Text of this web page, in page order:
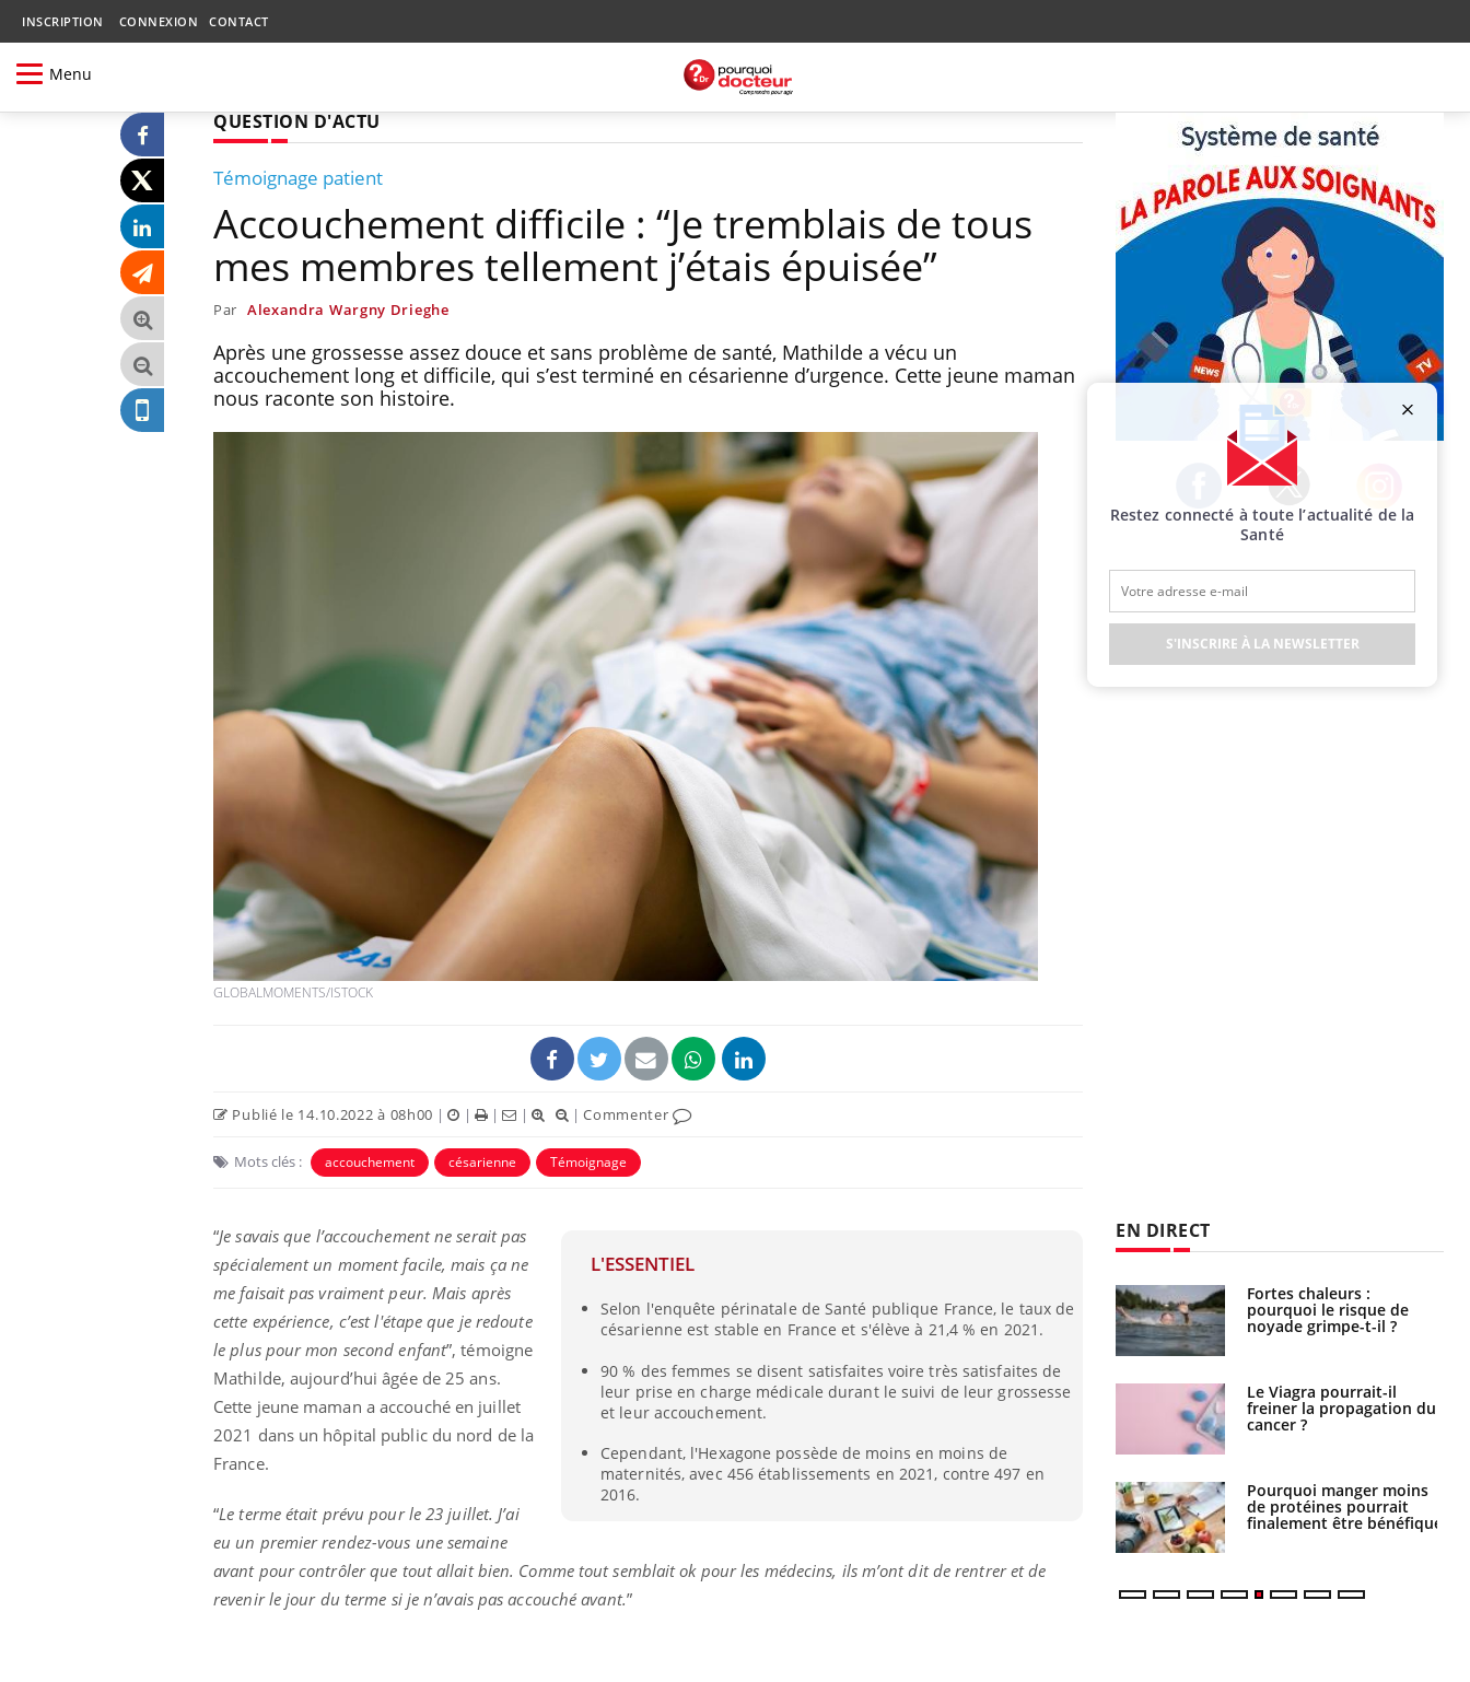
INSCRIPTION CONNEXION CONTACT
Menu
QUESTION D'ACTU
Témoignage patient
Accouchement difficile : “Je tremblais de tous
mes membres tellement j’étais épuisée”
Par Alexandra Wargny Drieghe
Après une grossesse assez douce et sans problème de santé, Mathilde a vécu un
accouchement long et difficile, qui s’est terminé en césarienne d’urgence. Cette jeune maman
nous raconte son histoire.
GLOBALMOMENTS/ISTOCK
Publié le 14.10.2022 à 08h00 | | | | |Commenter
Mots clés : accouchement césarienne Témoignage
L'ESSENTIEL
Selon l'enquête périnatale de Santé publique France, le taux de
césarienne est stable en France et s'élève à 21,4 % en 2021.
90 % des femmes se disent satisfaites voire très satisfaites de
leur prise en charge médicale durant le suivi de leur grossesse
et leur accouchement.
Cependant, l'Hexagone possède de moins en moins de
maternités, avec 456 établissements en 2021, contre 497 en
2016.
“Je savais que l’accouchement ne serait pas
spécialement un moment facile, mais ça ne
me faisait pas vraiment peur. Mais après
cette expérience, c’est l'étape que je redoute
le plus pour mon second enfant”, témoigne
Mathilde, aujourd’hui âgée de 25 ans.
Cette jeune maman a accouché en juillet
2021 dans un hôpital public du nord de la
France.
“Le terme était prévu pour le 23 juillet. J’ai
eu un premier rendez-vous une semaine
avant pour contrôler que tout allait bien. Comme tout semblait ok pour les médecins, ils m’ont dit de rentrer et de
revenir le jour du terme si je n’avais pas accouché avant.”
Facebook Twitter Instagram
EN DIRECT
Chikungunya, dengue,
West Nile : que se passe-
t-il dans le sud de la
Les médicaments GLP-1
protègent-ils aussi les os
?
change dans la prise en
charge des femmes
enceintes
de dormir la nuit ?
VIH : la fin du comprimé
tous les jours se profile-t-
elle enfin ?
Pourquoi votre ventre
gâche-t-il les premiers
pourquoi le risque de
noyade grimpe-t-il ?
Le Viagra pourrait-il
freiner la propagation du
Grossesse et chaleur : ce
que dit la science
Le smartphone nuit-il à
l'apprentissage de la
lecture ?
Mordue par une tique en
vacances, elle reste dans
le coma pendant 42 jours
Restez connecté à toute l’actualité de la
Santé
S'INSCRIRE À LA NEWSLETTER